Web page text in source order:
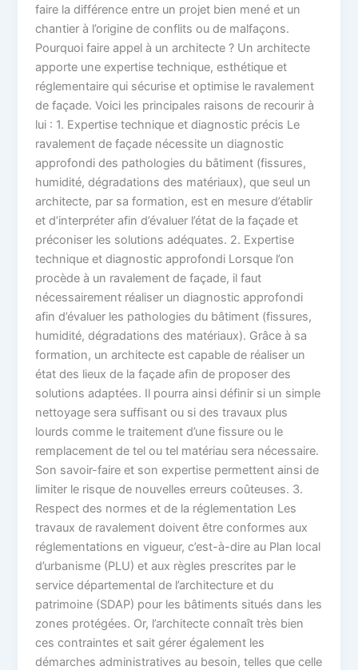
faire la différence entre un projet bien mené et un
chantier à l’origine de conflits ou de malfaçons.
Pourquoi faire appel à un architecte ? Un architecte
apporte une expertise technique, esthétique et
réglementaire qui sécurise et optimise le ravalement
de façade. Voici les principales raisons de recourir à
lui : 1. Expertise technique et diagnostic précis Le
ravalement de façade nécessite un diagnostic
approfondi des pathologies du bâtiment (fissures,
humidité, dégradations des matériaux), que seul un
architecte, par sa formation, est en mesure d’établir
et d’interpréter afin d’évaluer l’état de la façade et
préconiser les solutions adéquates. 2. Expertise
technique et diagnostic approfondi Lorsque l’on
procède à un ravalement de façade, il faut
nécessairement réaliser un diagnostic approfondi
afin d’évaluer les pathologies du bâtiment (fissures,
humidité, dégradations des matériaux). Grâce à sa
formation, un architecte est capable de réaliser un
état des lieux de la façade afin de proposer des
solutions adaptées. Il pourra ainsi définir si un simple
nettoyage sera suffisant ou si des travaux plus
lourds comme le traitement d’une fissure ou le
remplacement de tel ou tel matériau sera nécessaire.
Son savoir-faire et son expertise permettent ainsi de
limiter le risque de nouvelles erreurs coûteuses. 3.
Respect des normes et de la réglementation Les
travaux de ravalement doivent être conformes aux
réglementations en vigueur, c’est-à-dire au Plan local
d’urbanisme (PLU) et aux règles prescrites par le
service départemental de l’architecture et du
patrimoine (SDAP) pour les bâtiments situés dans les
zones protégées. Or, l’architecte connaît très bien
ces contraintes et sait gérer également les
démarches administratives au besoin, telles que celle